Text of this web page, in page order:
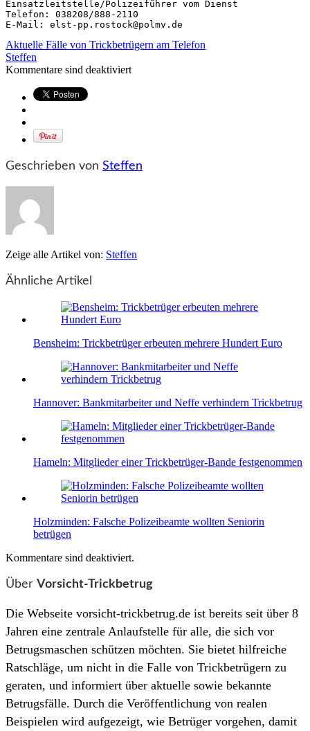
Einsatzleitstelle/Polizeiführer vom Dienst
Telefon: 038208/888-2110
E-Mail: elst-pp.rostock@polmv.de
Aktuelle Fälle von Trickbetrügern am Telefon
Steffen
Kommentare sind deaktiviert
Geschrieben von Steffen
Zeige alle Artikel von: Steffen
Ähnliche Artikel
Bensheim: Trickbetrüger erbeuten mehrere Hundert Euro
Hannover: Bankmitarbeiter und Neffe verhindern Trickbetrug
Hameln: Mitglieder einer Trickbetrüger-Bande festgenommen
Holzminden: Falsche Polizeibeamte wollten Seniorin
betrügen
Kommentare sind deaktiviert.
Über Vorsicht-Trickbetrug
Die Webseite vorsicht-trickbetrug.de ist bereits seit über 8
Jahren eine zentrale Anlaufstelle für alle, die sich vor
Betrugsmaschen schützen möchten. Sie bietet hilfreiche
Ratschläge, um nicht in die Falle von Trickbetrügern zu
geraten, und informiert über aktuelle sowie bekannte
Betrugsfälle. Durch die Veröffentlichung von realen
Beispielen wird aufgezeigt, wie Betrüger vorgehen, damit